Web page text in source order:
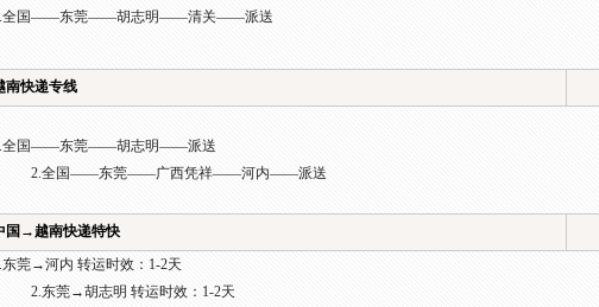
全国——东莞——胡志明——清关——派送
南快递专线
全国——东莞——胡志明——派送
2.全国——东莞——广西凭祥——河内——派送
国→越南快递特快
东莞→河内 转运时效：1-2天
2.东莞→胡志明 转运时效：1-2天